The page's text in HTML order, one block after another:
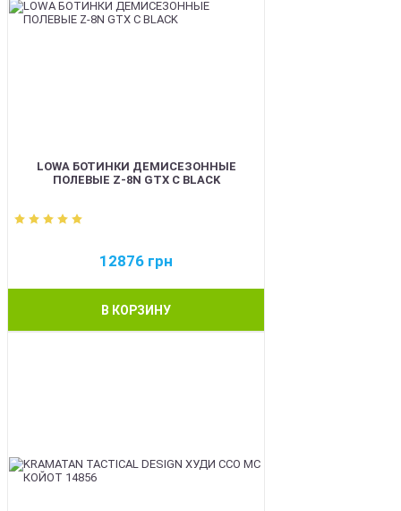
LOWA БОТИНКИ ДЕМИСЕЗОННЫЕ
ПОЛЕВЫЕ Z-8N GTX C BLACK
12876 грн
В КОРЗИНУ